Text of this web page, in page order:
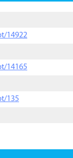
14922
14165
135